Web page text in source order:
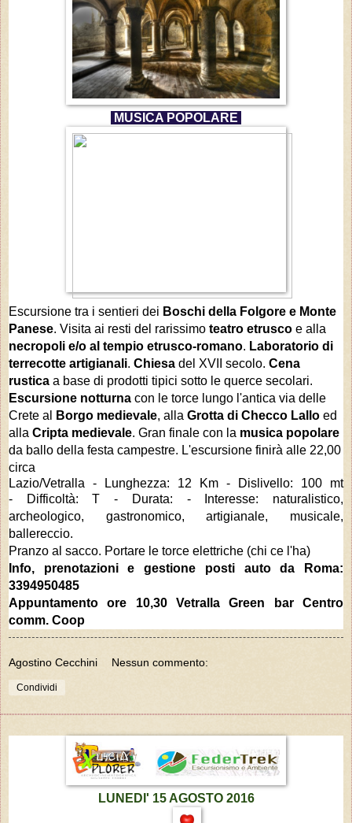
MUSICA POPOLARE
Escursione tra i sentieri dei Boschi della Folgore e Monte
Panese. Visita ai resti del rarissimo teatro etrusco e alla
necropoli e/o al tempio etrusco-romano. Laboratorio di
terrecotte artigianali. Chiesa del XVII secolo. Cena
rustica a base di prodotti tipici sotto le querce secolari.
Escursione notturna con le torce lungo l'antica via delle
Crete al
Borgo medievale, alla Grotta di Checco Lallo ed
alla Cripta medievale. Gran finale con la musica popolare
da ballo della festa campestre. L'escursione finirà alle 22,00
circa
Lazio/Vetralla - Lunghezza: 12 Km -
Dislivello: 100 mt
-
Difficoltà: T - Durata: - Interesse: naturalistico,
archeologico, gastronomico, artigianale, musicale,
ballereccio.
Pranzo al sacco. Portare le torce elettriche (chi ce l'ha)
Info, prenotazioni e gestione posti auto da Roma:
3394950485
Appuntamento ore 10,30 Vetralla Green bar Centro
comm. Coop
Agostino Cecchini Nessun commento:
Condividi
LUNEDI' 15 AGOSTO 2016